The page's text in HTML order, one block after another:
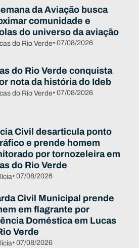
da Aviação busca
comunidade e
do universo da aviação
do Rio Verde• 07/08/2026
do Rio Verde conquista
nota da história do Ideb
do Rio Verde• 07/08/2026
Civil desarticula ponto
e prende homem
por tornozeleira em
do Rio Verde
• 07/08/2026
Civil Municipal prende
em flagrante por
Doméstica em Lucas
Verde
• 07/08/2026